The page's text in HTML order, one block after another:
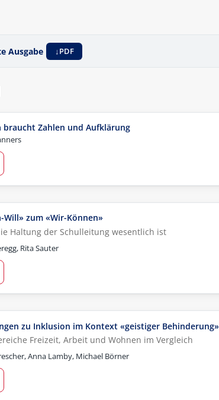
Ausgabe PDF
braucht Zahlen und Aufklärung
Will» zum «Wir-Können»
Haltung der Schulleitung wesentlich ist
Rita Sauter
zu Inklusion im Kontext «geistiger Behinderung»
Freizeit, Arbeit und Wohnen im Vergleich
Anna Lamby, Michael Börner